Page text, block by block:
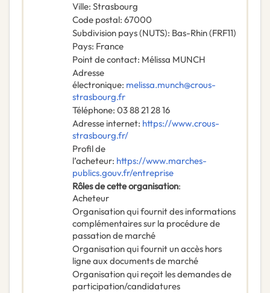
Ville: Strasbourg
Code postal: 67000
Subdivision pays (NUTS): Bas-Rhin(FRF11)
Pays: France
Point de contact: Mélissa MUNCH
Adresse
électronique: melissa.munch@crous-
strasbourg.fr
Téléphone: 03 88 21 28 16
Adresse internet: https://www.crous-
strasbourg.fr/
Profil de
l’acheteur: https://www.marches-
publics.gouv.fr/entreprise
Rôles de cette organisation:
Acheteur
Organisation qui fournit des informations
complémentaires sur la procédure de
passation de marché
Organisation qui fournit un accès hors
ligne aux documents de marché
Organisation qui reçoit les demandes de
participation/candidatures